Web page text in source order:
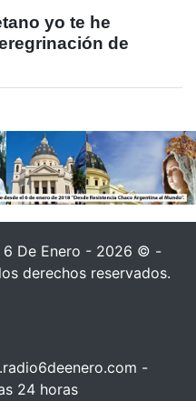
yo te he
de
6 De Enero - 2026 © -
derechos reservados.
-
24 horas